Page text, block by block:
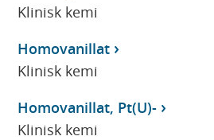
Klinisk kemi
Homovanillat
Klinisk kemi
Homovanillat, Pt(U)-
Klinisk kemi